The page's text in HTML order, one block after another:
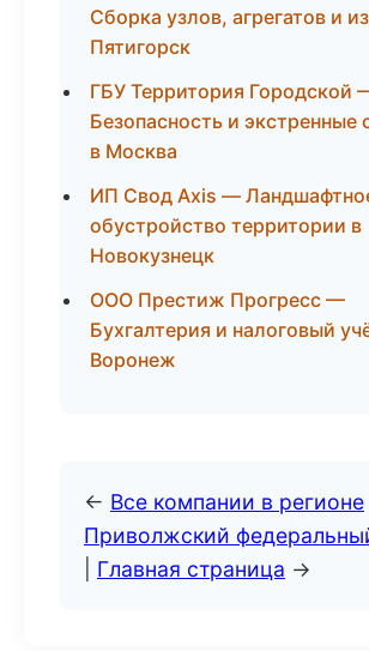
Сборка узлов, агрегатов и
Пятигорск
ГБУ Территория Городской
Безопасность и
в Москва
ИП Свод Axis —
обустройство территории в
Новокузнецк
ООО Престиж Прогресс —
Бухгалтерия и налоговый
Воронеж
← Все компании в регионе
Приволжский
Главная страница →